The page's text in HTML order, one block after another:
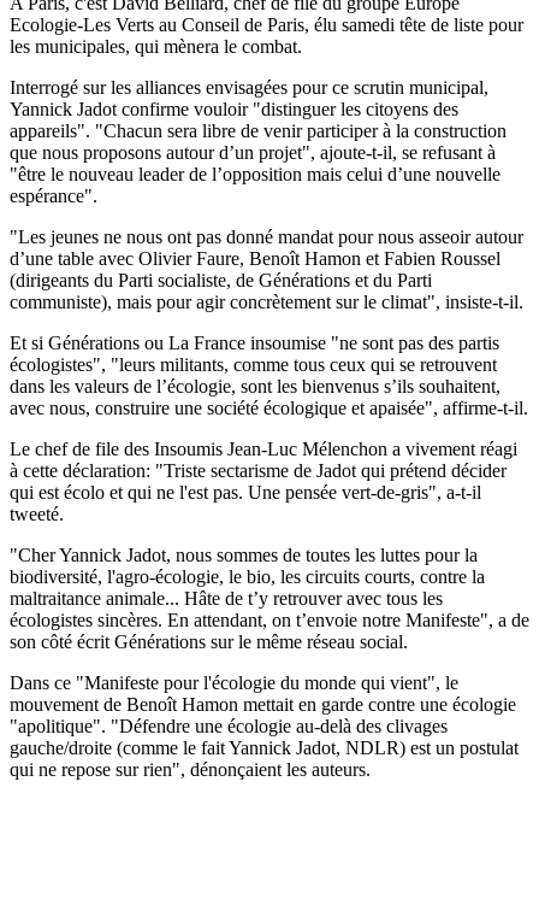
Ecologie-Les Verts au Conseil de Paris, élu samedi tête de liste pour
les municipales, qui mènera le combat.
Interrogé sur les alliances envisagées pour ce scrutin municipal,
Yannick Jadot confirme vouloir "distinguer les citoyens des
appareils". "Chacun sera libre de venir participer à la construction
que nous proposons autour d’un projet", ajoute-t-il, se refusant à
"être le nouveau leader de l’opposition mais celui d’une nouvelle
espérance".
"Les jeunes ne nous ont pas donné mandat pour nous asseoir autour
d’une table avec Olivier Faure, Benoît Hamon et Fabien Roussel
(dirigeants du Parti socialiste, de Générations et du Parti
communiste), mais pour agir concrètement sur le climat", insiste-t-il.
Et si Générations ou La France insoumise "ne sont pas des partis
écologistes", "leurs militants, comme tous ceux qui se retrouvent
dans les valeurs de l’écologie, sont les bienvenus s’ils souhaitent,
avec nous, construire une société écologique et apaisée", affirme-t-il.
Le chef de file des Insoumis Jean-Luc Mélenchon a vivement réagi
à cette déclaration: "Triste sectarisme de Jadot qui prétend décider
qui est écolo et qui ne l'est pas. Une pensée vert-de-gris", a-t-il
tweeté.
"Cher Yannick Jadot, nous sommes de toutes les luttes pour la
biodiversité, l'agro-écologie, le bio, les circuits courts, contre la
maltraitance animale... Hâte de t’y retrouver avec tous les
écologistes sincères. En attendant, on t’envoie notre Manifeste", a de
son côté écrit Générations sur le même réseau social.
Dans ce "Manifeste pour l'écologie du monde qui vient", le
mouvement de Benoît Hamon mettait en garde contre une écologie
"apolitique". "Défendre une écologie au-delà des clivages
gauche/droite (comme le fait Yannick Jadot, NDLR) est un postulat
qui ne repose sur rien", dénonçaient les auteurs.